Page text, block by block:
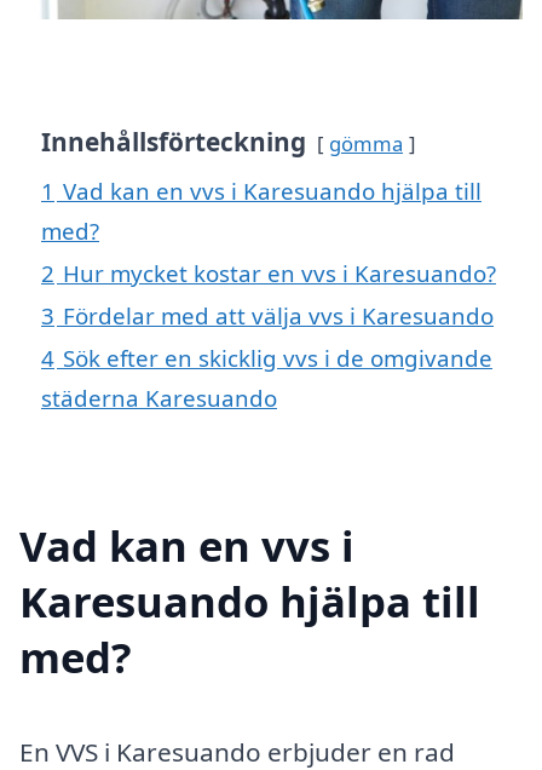
Innehållsförteckning gömma
1 Vad kan en vvs i Karesuando hjälpa till
med?
2 Hur mycket kostar en vvs i Karesuando?
3 Fördelar med att välja vvs i Karesuando
4 Sök efter en skicklig vvs i de omgivande
städerna Karesuando
Vad kan en vvs i
Karesuando hjälpa till
med?
En VVS i Karesuando erbjuder en rad